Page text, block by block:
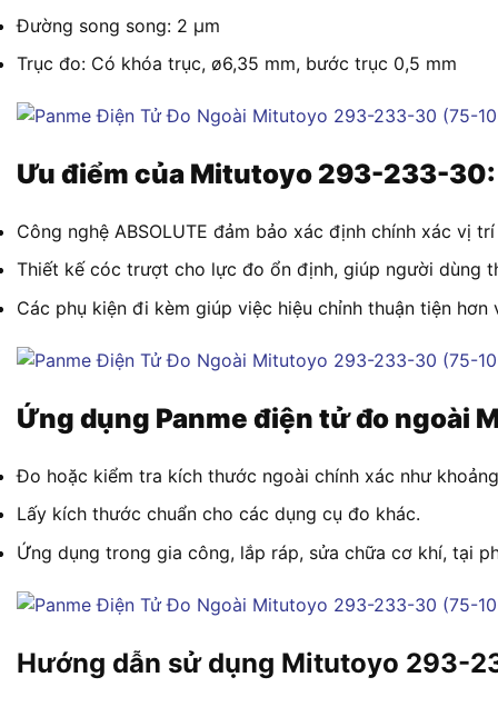
Đường song song: 2 µm
Trục đo: Có khóa trục, ø6,35 mm, bước trục 0,5 mm
Ưu điểm của Mitutoyo 293-233-30:
Công nghệ ABSOLUTE đảm bảo xác định chính xác vị
Thiết kế cóc trượt cho lực đo ổn định, giúp người dùng
Các phụ kiện đi kèm giúp việc hiệu chỉnh thuận tiện
Ứng dụng Panme điện tử đo
Đo hoặc kiểm tra kích thước ngoài chính xác như
Lấy kích thước chuẩn cho các dụng cụ đo khác.
Ứng dụng trong gia công, lắp ráp, sửa chữa cơ khí, tại
Hướng dẫn sử dụng Mitutoyo 293-